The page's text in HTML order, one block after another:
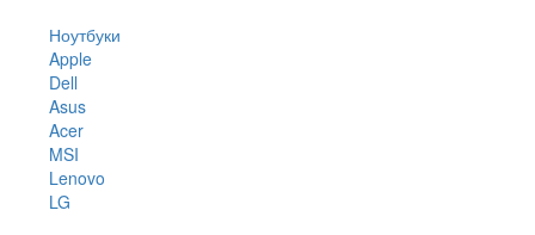
Ноутбуки
Apple
Dell
Asus
Acer
MSI
Lenovo
LG